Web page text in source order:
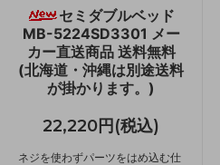
セミダブルベッド
MB-5224SD3301 メー
カー直送商品 送料無料
(北海道・沖縄は別途送料
が掛かります。)
22,220円(税込)
ネジを使わずパーツをはめ込む仕